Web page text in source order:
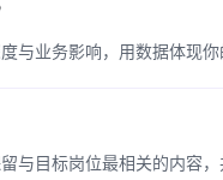
与业务影响，用数据体现你
与目标岗位最相关的内容